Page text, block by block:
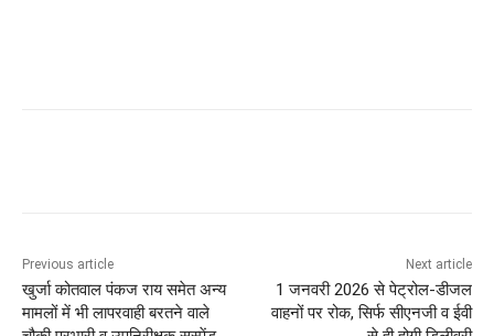
Previous article
खुर्जा कोतवाल पंकज राय समेत अन्य
मामलों में भी लापरवाही बरतने वाले
Next article
1 जनवरी 2026 से पेट्रोल-डीजल
वाहनों पर रोक, सिर्फ सीएनजी व ईवी